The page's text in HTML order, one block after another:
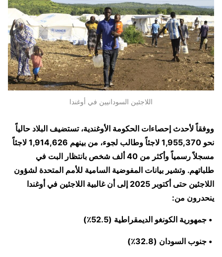
اللاجئين السودانيين في أوغندا
ووفقاً لأحدث إحصاءات الحكومة الأوغندية، تستضيف البلاد حالياً
نحو 1,955,370 لاجئاً وطالب لجوء، من بينهم 1,914,626 لاجئاً
مسجلاً رسمياً وأكثر من 40 ألف شخص بانتظار البت في
طلباتهم. وتشير بيانات المفوضية السامية للأمم المتحدة لشؤون
اللاجئين حتى أكتوبر 2025 إلى أن غالبية اللاجئين في أوغندا
ينحدرون من:
• جمهورية الكونغو الديمقراطية (52.5٪)
• جنوب السودان (32.8٪)